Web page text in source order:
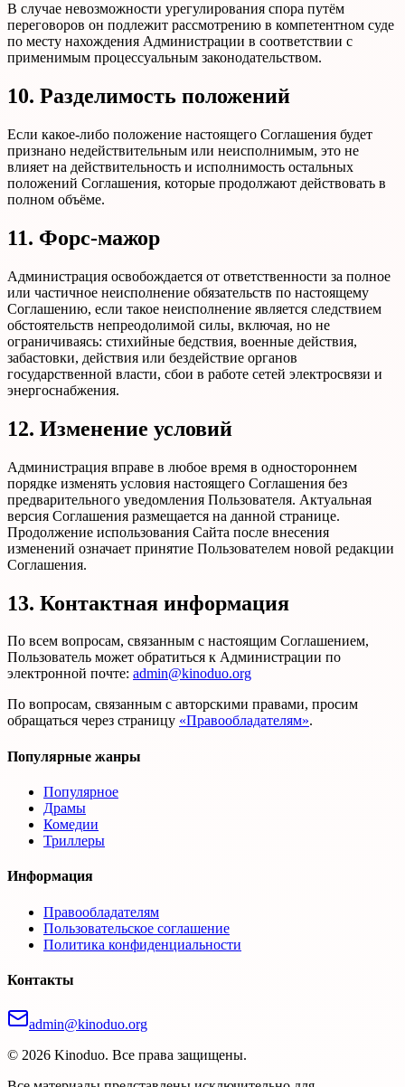
В случае невозможности урегулирования спора путём
переговоров он подлежит рассмотрению в компетентном суде
по месту нахождения Администрации в соответствии с
применимым процессуальным законодательством.
10. Разделимость положений
Если какое-либо положение настоящего Соглашения будет
признано недействительным или неисполнимым, это не
влияет на действительность и исполнимость остальных
положений Соглашения, которые продолжают действовать в
полном объёме.
11. Форс-мажор
Администрация освобождается от ответственности за полное
или частичное неисполнение обязательств по настоящему
Соглашению, если такое неисполнение является следствием
обстоятельств непреодолимой силы, включая, но не
ограничиваясь: стихийные бедствия, военные действия,
забастовки, действия или бездействие органов
государственной власти, сбои в работе сетей электросвязи и
энергоснабжения.
12. Изменение условий
Администрация вправе в любое время в одностороннем
порядке изменять условия настоящего Соглашения без
предварительного уведомления Пользователя. Актуальная
версия Соглашения размещается на данной странице.
Продолжение использования Сайта после внесения
изменений означает принятие Пользователем новой редакции
Соглашения.
13. Контактная информация
По всем вопросам, связанным с настоящим Соглашением,
Пользователь может обратиться к Администрации по
электронной почте: admin@kinoduo.org
По вопросам, связанным с авторскими правами, просим
обращаться через страницу «Правообладателям».
Популярные жанры
Популярное
Драмы
Комедии
Триллеры
Информация
Правообладателям
Пользовательское соглашение
Политика конфиденциальности
Контакты
admin@kinoduo.org
© 2026 Kinoduo. Все права защищены.